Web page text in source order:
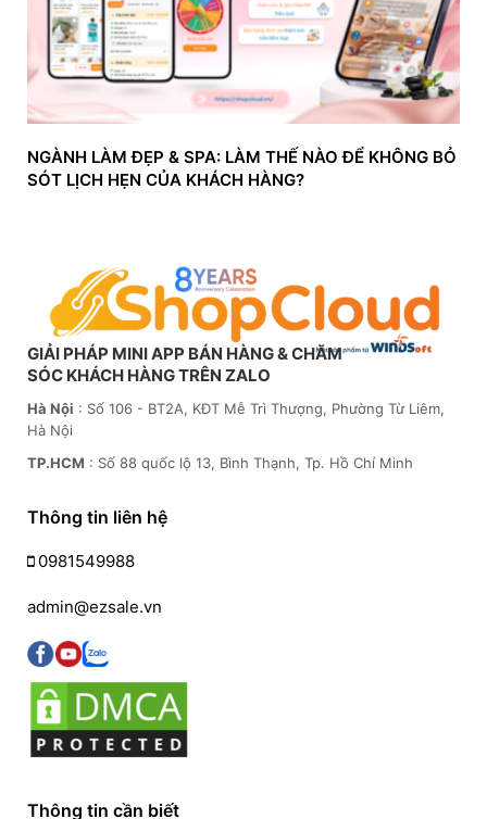
NGÀNH LÀM ĐẸP & SPA: LÀM THẾ NÀO ĐỂ KHÔNG BỎ
SÓT LỊCH HẸN CỦA KHÁCH HÀNG?
GIẢI PHÁP MINI APP BÁN HÀNG & CHĂM
SÓC KHÁCH HÀNG TRÊN ZALO
Hà Nội : Số 106 - BT2A, KĐT Mễ Trì Thượng, Phường Từ Liêm,
Hà Nội
TP.HCM : Số 88 quốc lộ 13, Bình Thạnh, Tp. Hồ Chí Minh
Thông tin liên hệ
0981549988
admin@ezsale.vn
Thông tin cần biết